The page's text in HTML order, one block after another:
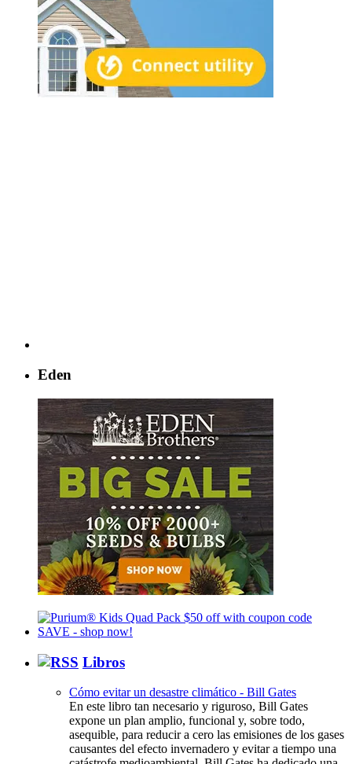
Eden
Libros
Cómo evitar un desastre climático - Bill Gates
En este libro tan necesario y riguroso, Bill Gates
expone un plan amplio, funcional y, sobre todo,
asequible, para reducir a cero las emisiones de los gases
causantes del efecto invernadero y evitar a tiempo una